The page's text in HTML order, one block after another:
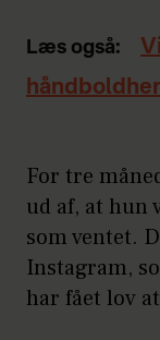
Læs også:
For tre
ud af, at hun
som ventet.
Instagram,
har fået lov